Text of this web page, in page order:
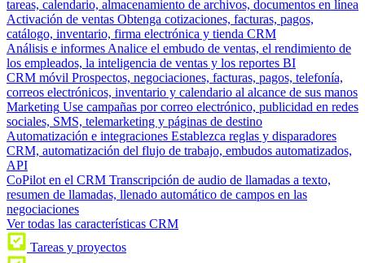
tareas, calendario, almacenamiento de archivos, documentos en línea
Activación de ventas Obtenga cotizaciones, facturas, pagos,
catálogo, inventario, firma electrónica y tienda CRM
Análisis e informes Analice el embudo de ventas, el rendimiento de
los empleados, la inteligencia de ventas y los reportes BI
CRM móvil Prospectos, negociaciones, facturas, pagos, telefonía,
correos electrónicos, inventario y calendario al alcance de sus manos
Marketing Use campañas por correo electrónico, publicidad en redes
sociales, SMS, telemarketing y páginas de destino
Automatización e integraciones Establezca reglas y disparadores
CRM, automatización del flujo de trabajo, embudos automatizados,
API
CoPilot en el CRM Transcripción de audio de llamadas a texto,
resumen de llamadas, llenado automático de campos en las
negociaciones
Ver todas las características CRM
Tareas y proyectos